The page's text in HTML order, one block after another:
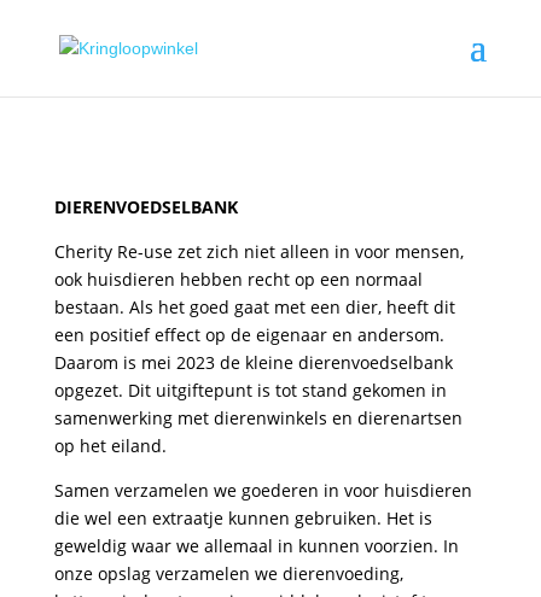
DIERENVOEDSELBANK
Cherity Re-use zet zich niet alleen in voor mensen,
ook huisdieren hebben recht op een normaal
bestaan. Als het goed gaat met een dier, heeft dit
een positief effect op de eigenaar en andersom.
Daarom is mei 2023 de kleine dierenvoedselbank
opgezet. Dit uitgiftepunt is tot stand gekomen in
samenwerking met dierenwinkels en dierenartsen
op het eiland.
Samen verzamelen we goederen in voor huisdieren
die wel een extraatje kunnen gebruiken. Het is
geweldig waar we allemaal in kunnen voorzien. In
onze opslag verzamelen we dierenvoeding,